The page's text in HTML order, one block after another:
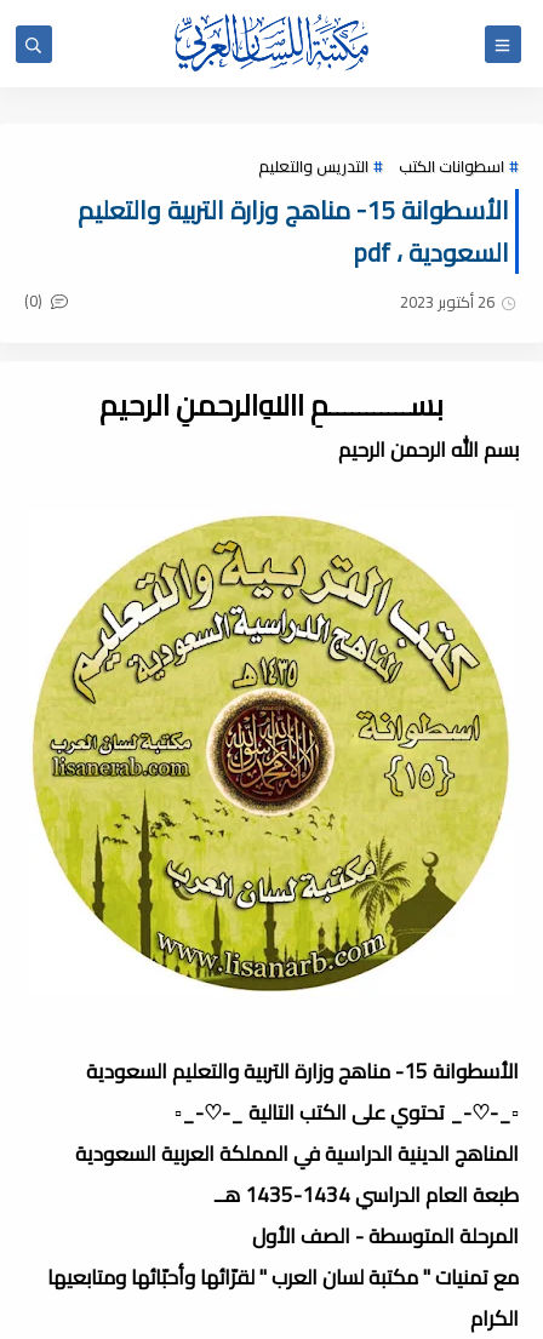
اسطوانات الكتب التدريس والتعليم
الأسطوانة 15- مناهج وزارة التربية والتعليم
السعودية ، pdf
26 أكتوبر 2023 (0)
بســـــــــــمِ اﷲِالرحمنِ الرحيم
بسم الله الرحمن الرحيم
الأسطوانة 15- مناهج وزارة التربية والتعليم السعودية
▫️_-♡-_ تحتوي على الكتب التالية _-♡-_▫️
المناهج الدينية الدراسية في المملكة العربية السعودية
طبعة العام الدراسي 1434-1435 هــ
المرحلة المتوسطة - الصف الأول
مع تمنيات " مكتبة لسان العرب " لقرّائها وأحبّائها ومتابعيها
الكرام